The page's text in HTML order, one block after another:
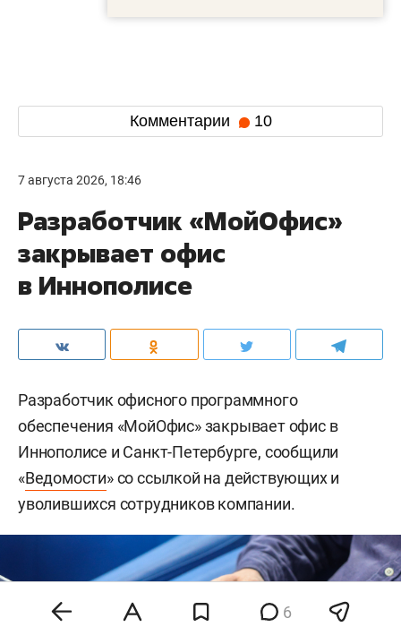
Комментарии 10
7 августа 2026, 18:46
Разработчик «МойОфис»
закрывает офис
в Иннополисе
Разработчик офисного программного
обеспечения «МойОфис» закрывает офис в
Иннополисе и Санкт-Петербурге, сообщили
«Ведомости» со ссылкой на действующих и
уволившихся сотрудников компании.
6